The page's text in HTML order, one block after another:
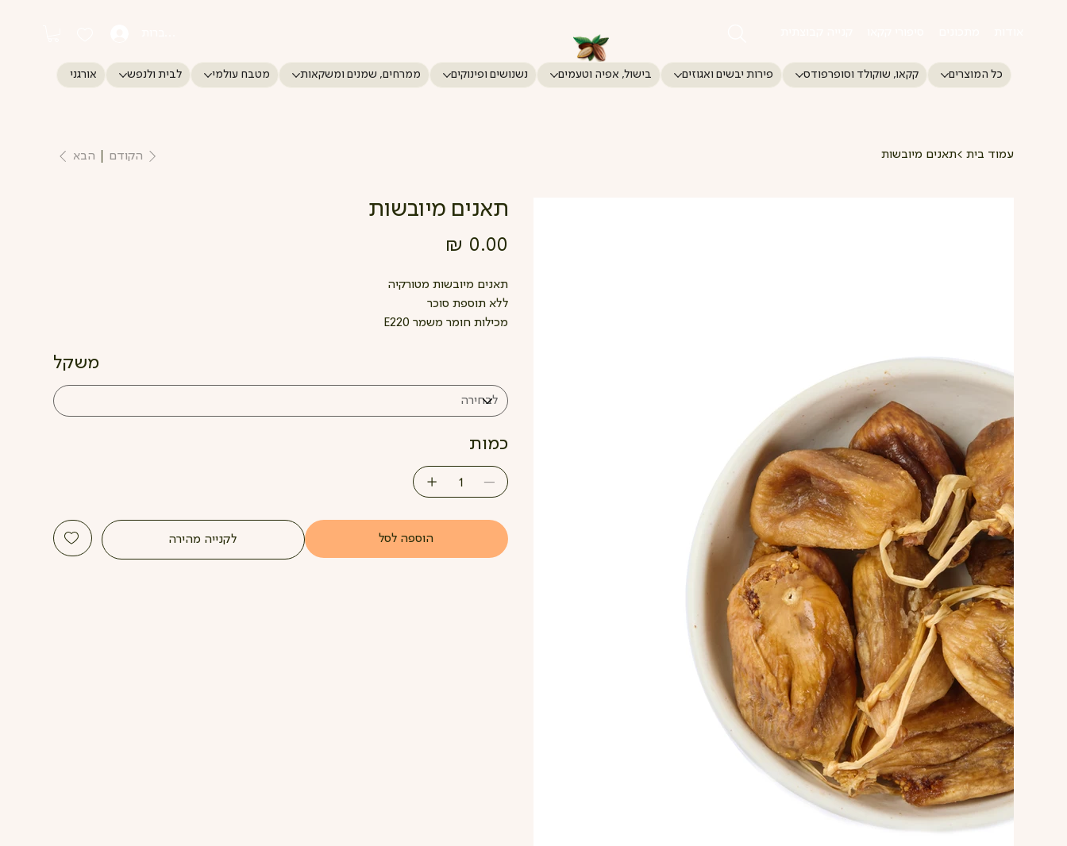
כל המוצרים קקאו, שוקולד וסופרפודס פירות יבשים ואגוזים בישול, אפיה וטעמים נשנושים ופינוקים ממרחים, שמנים ומשקאות מטבח עולמי לבית ולנפש אורגני
עמוד בית >תאנים מיובשות הקודם הבא
תאנים מיובשות
תאנים מיובשות מטורקיה
ללא תוספת סוכר
מכילות חומר משמר E220
משקל
כמות
הוספה לסל לקנייה מהירה